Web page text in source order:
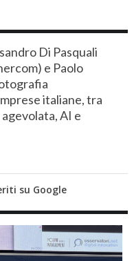
Di Pasquali
e Paolo
italiane, tra
AI e
su Google